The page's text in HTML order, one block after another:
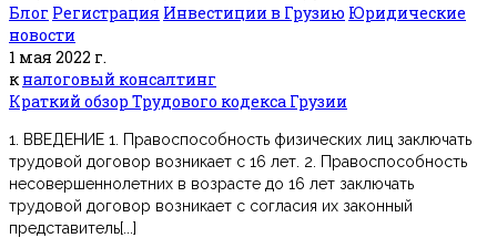
Блог Регистрация Инвестиции в Грузию Юридические
новости
1 мая 2022 г.
к налоговый консалтинг
Краткий обзор Трудового кодекса Грузии
1. ВВЕДЕНИЕ 1. Правоспособность физических лиц заключать
трудовой договор возникает с 16 лет. 2. Правоспособность
несовершеннолетних в возрасте до 16 лет заключать
трудовой договор возникает с согласия их законный
представитель[...]